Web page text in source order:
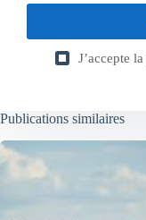
J’accepte la
Publications similaires